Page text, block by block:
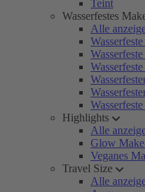
Teint
Wasserfestes
Alle
Highlights
Alle
Glow
Veganes
Travel Size
Alle